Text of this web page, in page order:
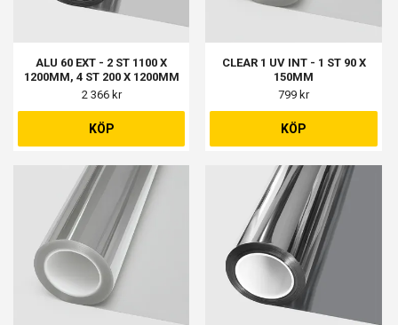
ALU 60 EXT - 2 ST 1100 X
1200MM, 4 ST 200 X 1200MM
2 366 kr
KÖP
CLEAR 1 UV INT - 1 ST 90 X
150MM
799 kr
KÖP